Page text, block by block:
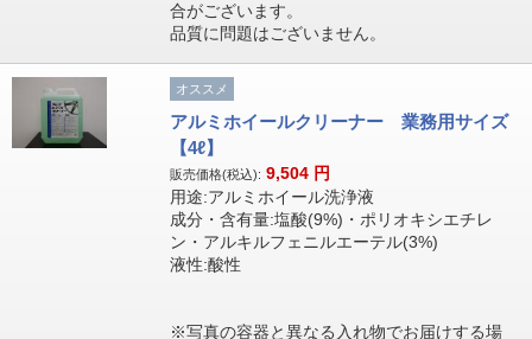
合がございます。
品質に問題はございません。
オススメ
アルミホイールクリーナー 業務用サイズ
【4ℓ】
販売価格(税込): 9,504 円
用途:アルミホイール洗浄液
成分・含有量:塩酸(9%)・ポリオキシエチレ
ン・アルキルフェニルエーテル(3%)
液性:酸性
※写真の容器と異なる入れ物でお届けする場